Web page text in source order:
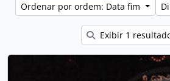
Ordenar por ordem: Data fim
Exibir 1